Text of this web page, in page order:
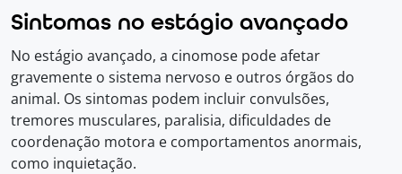
Sintomas no estágio avançado
No estágio avançado, a cinomose pode afetar
gravemente o sistema nervoso e outros órgãos do
animal. Os sintomas podem incluir convulsões,
tremores musculares, paralisia, dificuldades de
coordenação motora e comportamentos anormais,
como inquietação.